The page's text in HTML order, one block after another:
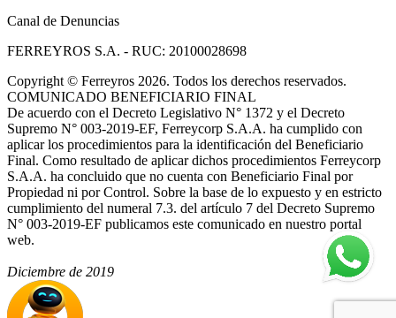
Canal de Denuncias
FERREYROS S.A. - RUC: 20100028698
Copyright © Ferreyros 2026. Todos los derechos reservados.
COMUNICADO BENEFICIARIO FINAL
De acuerdo con el Decreto Legislativo N° 1372 y el Decreto
Supremo N° 003-2019-EF, Ferreycorp S.A.A. ha cumplido con
aplicar los procedimientos para la identificación del Beneficiario
Final. Como resultado de aplicar dichos procedimientos Ferreycorp
S.A.A. ha concluido que no cuenta con Beneficiario Final por
Propiedad ni por Control. Sobre la base de lo expuesto y en estricto
cumplimiento del numeral 7.3. del artículo 7 del Decreto Supremo
N° 003-2019-EF publicamos este comunicado en nuestro portal
web.
Diciembre de 2019